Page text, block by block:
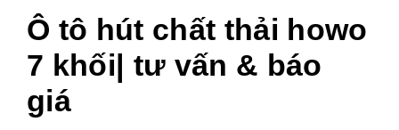
Ô tô hút chất thải howo
7 khối| tư vấn & báo
giá